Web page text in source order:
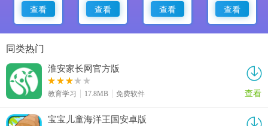
查看
查看
查看
查看
同类热门
淮安家长网官方版
教育学习 17.8MB 免费软件 查看
宝宝儿童海洋王国安卓版